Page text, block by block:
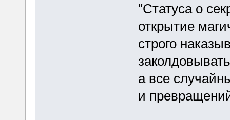
"Статуса о
открытие
строго
а все
и